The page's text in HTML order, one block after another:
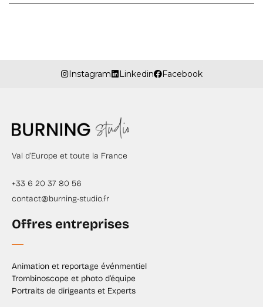
Instagram Linkedin Facebook
Val d’Europe et toute la France
+33 6 20 37 80 56
contact@burning-studio.fr
Offres entreprises
Animation et reportage événmentiel
Trombinoscope et photo d’équipe
Portraits de dirigeants et Experts